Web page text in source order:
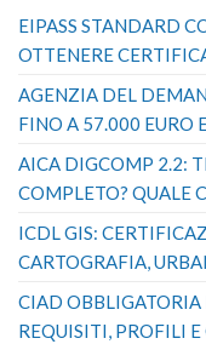
EIPASS STANDARD
OTTENERE
AGENZIA DEL
FINO A 57.000 EURO
AICA DIGCOMP 2.2:
COMPLETO? QUALE
ICDL GIS:
CARTOGRAFIA,
CIAD OBBLIGATORIA
REQUISITI, PROFILI